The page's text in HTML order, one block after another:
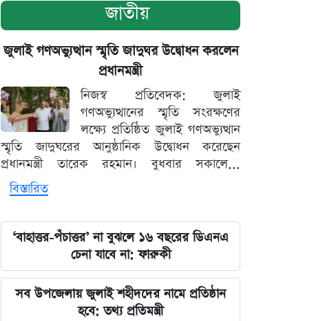
জাতীয়
জুলাই গণঅভ্যুত্থান স্মৃতি জাদুঘর উদ্বোধন করলেন
প্রধানমন্ত্রী
নিজস্ব প্রতিবেদক: জুলাই
গণঅভ্যুত্থানের স্মৃতি সংরক্ষণের
লক্ষ্যে প্রতিষ্ঠিত জুলাই গণঅভ্যুত্থান
স্মৃতি জাদুঘরের আনুষ্ঠানিক উদ্বোধন করেছেন
প্রধানমন্ত্রী তারেক রহমান। বুধবার সকালে...
বিস্তারিত
‘বাহাত্তর-পঁচাত্তর’ না বুঝলে ১৬ বছরের ডিএনএ
চেনা যাবে না: ফারুকী
সব উপজেলায় জুলাই শহীদদের নামে প্রতিষ্ঠান
হবে: তথ্য প্রতিমন্ত্রী